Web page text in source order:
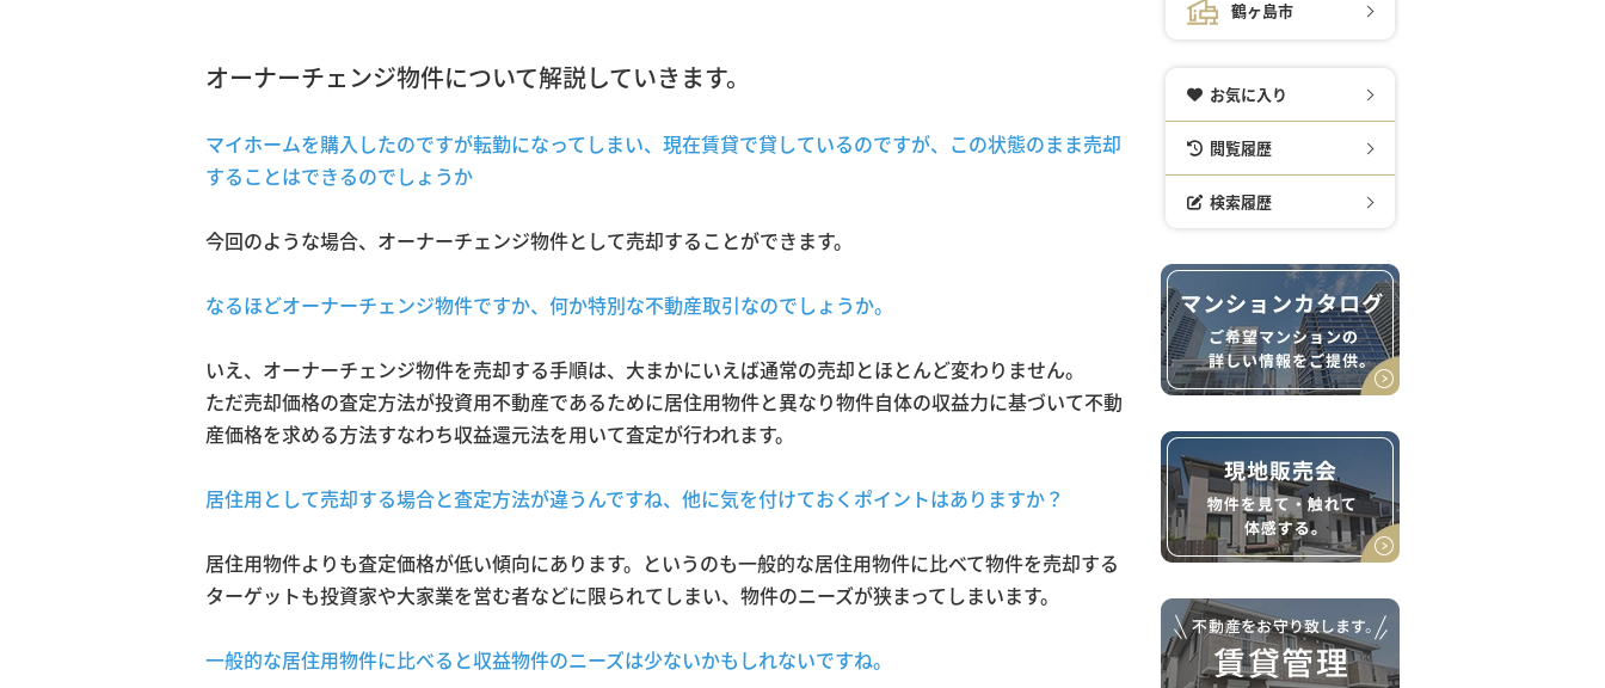
オーナーチェンジ物件について解説していきます。
マイホームを購入したのですが転勤になってしまい、現在賃貸で貸しているのですが、この状態のまま売却
することはできるのでしょうか
今回のような場合、オーナーチェンジ物件として売却することができます。
なるほどオーナーチェンジ物件ですか、何か特別な不動産取引なのでしょうか。
いえ、オーナーチェンジ物件を売却する手順は、大まかにいえば通常の売却とほとんど変わりません。
ただ売却価格の査定方法が投資用不動産であるために居住用物件と異なり物件自体の収益力に基づいて不動
産価格を求める方法すなわち収益還元法を用いて査定が行われます。
居住用として売却する場合と査定方法が違うんですね、他に気を付けておくポイントはありますか？
居住用物件よりも査定価格が低い傾向にあります。というのも一般的な居住用物件に比べて物件を売却する
ターゲットも投資家や大家業を営む者などに限られてしまい、物件のニーズが狭まってしまいます。
一般的な居住用物件に比べると収益物件のニーズは少ないかもしれないですね。
鶴ヶ島市
お気に入り
閲覧履歴
検索履歴